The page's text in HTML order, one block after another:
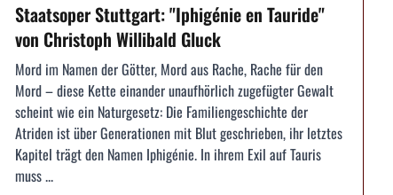
Staatsoper Stuttgart: "Iphigénie en Tauride"
von Christoph Willibald Gluck
Mord im Namen der Götter, Mord aus Rache, Rache für den
Mord – diese Kette einander unaufhörlich zugefügter Gewalt
scheint wie ein Naturgesetz: Die Familiengeschichte der
Atriden ist über Generationen mit Blut geschrieben, ihr letztes
Kapitel trägt den Namen Iphigénie. In ihrem Exil auf Tauris
muss ...